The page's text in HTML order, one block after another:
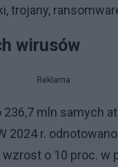
trojany,
wirusów
Reklama
mln samych
2024 r.
o 10 proc.